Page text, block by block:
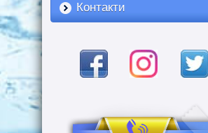
Контакти